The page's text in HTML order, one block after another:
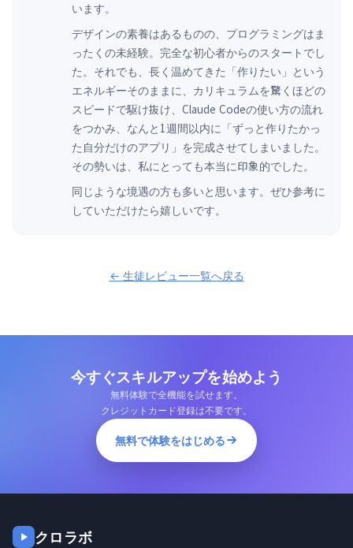
います。
デザインの素養はあるものの、プログラミングはま
ったくの未経験。完全な初心者からのスタートでし
た。それでも、長く温めてきた「作りたい」という
エネルギーそのままに、カリキュラムを驚くほどの
スピードで駆け抜け、Claude Codeの使い方の流れ
をつかみ、なんと1週間以内に「ずっと作りたかっ
た自分だけのアプリ」を完成させてしまいました。
その勢いは、私にとっても本当に印象的でした。
同じような境遇の方も多いと思います。ぜひ参考に
していただけたら嬉しいです。
← 生徒レビュー一覧へ戻る
今すぐスキルアップを始めよう
無料体験で全機能を試せます。
クレジットカード登録は不要です。
無料で体験をはじめる
クロラボ